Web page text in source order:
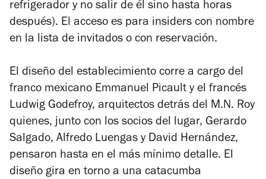
refrigerador y no salir de él sino hasta horas
después). El acceso es para insiders con nombre
en la lista de invitados o con reservación.
El diseño del establecimiento corre a cargo del
franco mexicano Emmanuel Picault y el francés
Ludwig Godefroy, arquitectos detrás del M.N. Roy
quienes, junto con los socios del lugar, Gerardo
Salgado, Alfredo Luengas y David Hernández,
pensaron hasta en el más mínimo detalle. El
diseño gira en torno a una catacumba